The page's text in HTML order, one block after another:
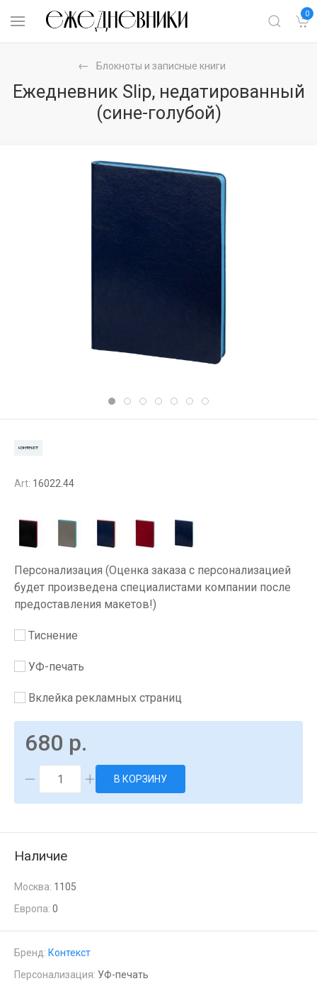
0
Блокноты и записные книги
Ежедневник Slip, недатированный
(сине-голубой)
Art: 16022.44
Персонализация (Оценка заказа с персонализацией
будет произведена специалистами компании после
предоставления макетов!)
Тиснение
УФ-печать
Вклейка рекламных страниц
680 р.
В КОРЗИНУ
Наличие
Москва: 1105
Европа: 0
Бренд: Контекст
Персонализация: УФ-печать